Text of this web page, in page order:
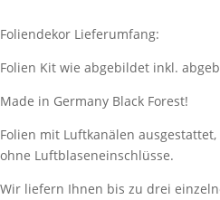
Foliendekor Lieferumfang:
Folien Kit wie abgebildet inkl.
Made in Germany Black Forest!
Folien mit Luftkanälen
ohne Luftblaseneinschlüsse.
Wir liefern Ihnen bis zu drei